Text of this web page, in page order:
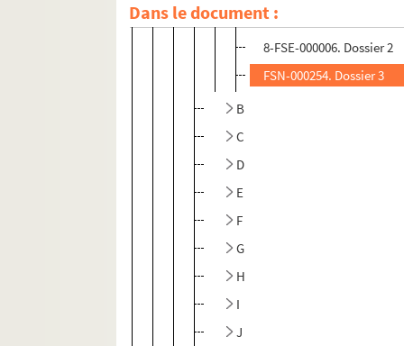
Dans le document :FSE-005082. Dossier 1
8-FSE-000006. Dossier 2
FSN-000254. Dossier 3
B
C
D
E
F
G
H
I
J